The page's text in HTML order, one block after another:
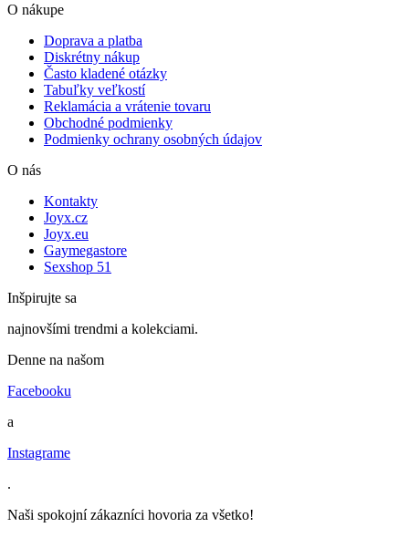
O nákupe
Doprava a platba
Diskrétny nákup
Často kladené otázky
Tabuľky veľkostí
Reklamácia a vrátenie tovaru
Obchodné podmienky
Podmienky ochrany osobných údajov
O nás
Kontakty
Joyx.cz
Joyx.eu
Gaymegastore
Sexshop 51
Inšpirujte sa
najnovšími trendmi a kolekciami.
Denne na našom
Facebooku
a
Instagrame
.
Naši spokojní zákazníci hovoria za všetko!